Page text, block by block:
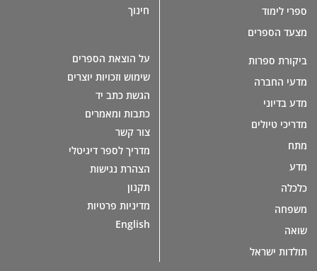
ספרי לימוד
מצעד הספרים
ביקורת ספרות
מדעי החברה
מדע בדיוני
מדריכי טיולים
מתח
מדע
כלכלה
משפחה
שואה
תולדות ישראל
חינוך
על הוצאת הספרים
שימוש וזכויות יוצרים
הגשת כתב יד
כתבות ומאמרים
צור קשר
מדריך לספר דיגיטלי
הצהרת נגישות
תקנון
מדיניות פרטיות
English